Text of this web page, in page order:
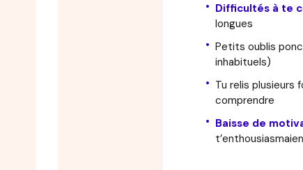
Difficultés à te
longues
Petits oublis
inhabituels)
Tu relis plusieurs
comprendre
Baisse de